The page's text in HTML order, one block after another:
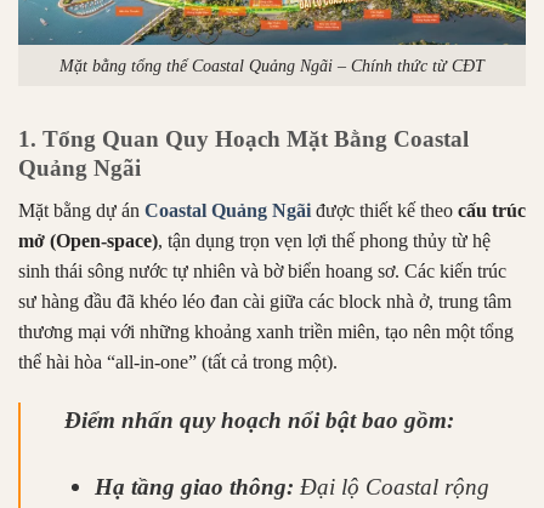
Mặt bằng tổng thể Coastal Quảng Ngãi – Chính thức từ CĐT
1. Tổng Quan Quy Hoạch Mặt Bằng Coastal
Quảng Ngãi
Mặt bằng dự án Coastal Quảng Ngãi được thiết kế theo cấu trúc
mở (Open-space), tận dụng trọn vẹn lợi thế phong thủy từ hệ
sinh thái sông nước tự nhiên và bờ biển hoang sơ. Các kiến trúc
sư hàng đầu đã khéo léo đan cài giữa các block nhà ở, trung tâm
thương mại với những khoảng xanh triền miên, tạo nên một tổng
thể hài hòa “all-in-one” (tất cả trong một).
Điểm nhấn quy hoạch nổi bật bao gồm:
Hạ tầng giao thông: Đại lộ Coastal rộng